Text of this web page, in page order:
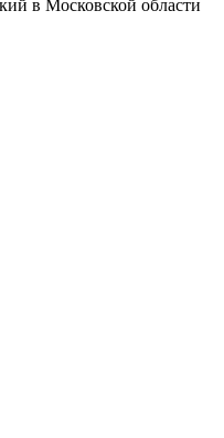
в Московской области